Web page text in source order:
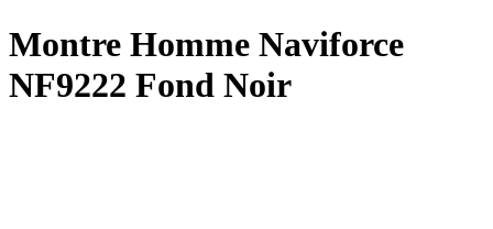
Montre Homme Naviforce
NF9222 Fond Noir